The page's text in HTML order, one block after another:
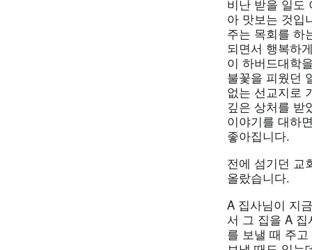
비난 받을 일도
아 맛보는 것입
주는 목회를 하
되면서 행복하
이 하버드대학
불꽃을 피웠던
없는 선교지로
깊은 상처를 받
이야기를 대하
좋아집니다.
전에 섬기던 교
올랐습니다.
A 집사님이 지
서 그 집을 A
를 보낼 때 주